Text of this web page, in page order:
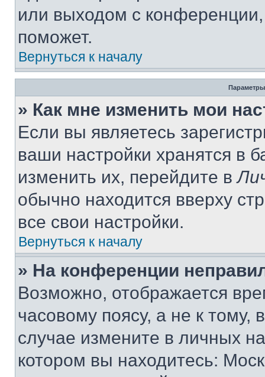
или выходом с
поможет.
Вернуться к началу
Параметры
» Как мне изменить мои
Если вы являетесь
ваши настройки хранятся в
изменить их, перейдите в
обычно находится вверху
все свои настройки.
Вернуться к началу
» На конференции
Возможно, отображается
часовому поясу, а не к тому,
случае измените в личных
котором вы находитесь: